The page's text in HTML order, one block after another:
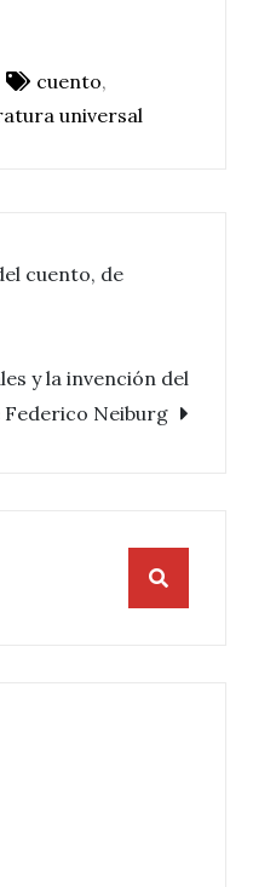
cuento,
universal
cuento, de
y la invención del
Neiburg